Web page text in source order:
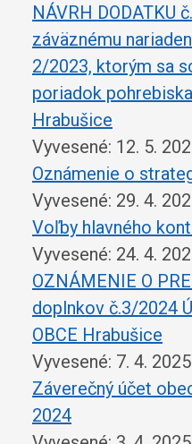
NÁVRH DODATKU
záväznému
2/2023, ktorým sa
poriadok
Hrabušice
Vyvesené: 12. 5.
Oznámenie o
Vyvesené: 29. 4.
Voľby hlavného
Vyvesené: 24. 4.
OZNÁMENIE O
doplnkov č.3/2024
OBCE Hrabušice
Vyvesené: 7. 4. 2025
Záverečný účet
2024